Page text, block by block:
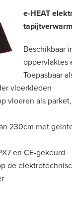
e-HEAT
Beschikbaar
oppervlaktes
Toepasbaar
vloerkleden
vloeren als
230cm met
en CE-gekeurd
de